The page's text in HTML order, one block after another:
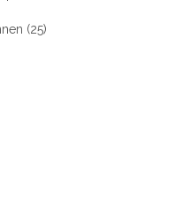
(25)